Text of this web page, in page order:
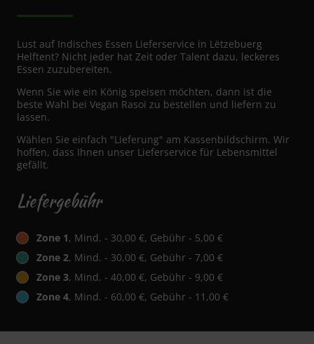
Lust auf Indisches Essen Lieferservice in Lëtzebuerg
Helftent? Nicht jeder hat Zeit oder Talent dazu, leckeres
Essen zuzubereiten.
Wenn Sie wie ein König speisen möchten, dann ist die
beste Wahl bei Vegan Rasoi zu bestellen und liefern zu
lassen.
Wählen Sie einfach "Lieferung" am Kassenbildschirm. Wir
hoffen, dass Ihnen unser Lieferservice für Lebensmittel
gefällt.
Liefergebühr
Zone 1, Mind. - 30,00 €, Gebühr - 5,00 €
Zone 2, Mind. - 30,00 €, Gebühr - 7,00 €
Zone 3, Mind. - 40,00 €, Gebühr - 9,00 €
Zone 4, Mind. - 60,00 €, Gebühr - 11,00 €